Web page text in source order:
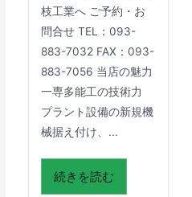
枝工業へ ご予約・お
問合せ TEL：093-
883-7032 FAX：093-
883-7056 当店の魅力
一専多能工の技術力
プラント設備の新規機
械据え付け、...
続きを読む